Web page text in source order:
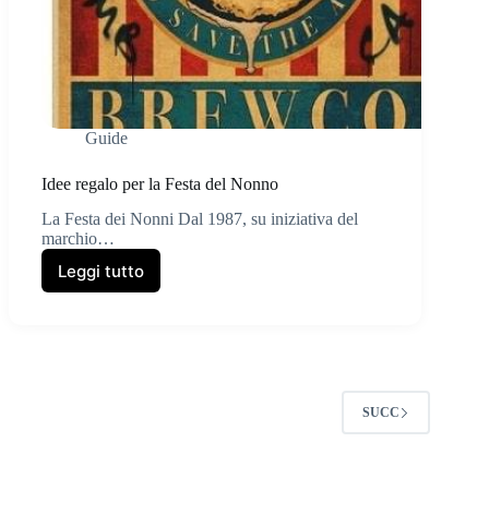
Guide
Idee regalo per la Festa del Nonno
La Festa dei Nonni Dal 1987, su iniziativa del
marchio…
Leggi tutto
Idee
SUCC